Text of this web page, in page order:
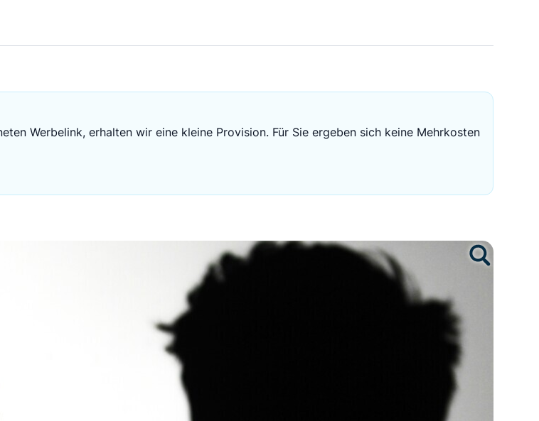
EZB-Leitzins
Werbelink, erhalten wir eine kleine Provision. Für Sie ergeben sich keine Mehrkosten